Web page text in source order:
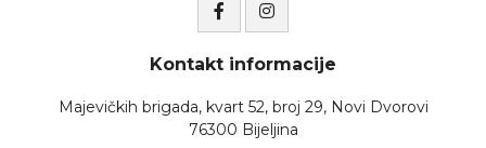
Kontakt informacije
Majevičkih brigada, kvart 52, broj 29, Novi Dvorovi
76300 Bijeljina